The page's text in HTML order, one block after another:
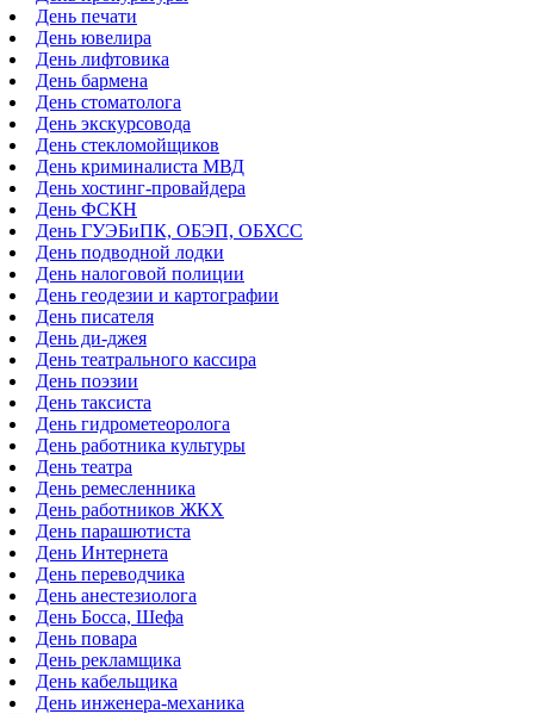
День печати
День ювелира
День лифтовика
День бармена
День стоматолога
День экскурсовода
День стекломойщиков
День криминалиста МВД
День хостинг-провайдера
День ФСКН
День ГУЭБиПК, ОБЭП, ОБХСС
День подводной лодки
День налоговой полиции
День геодезии и картографии
День писателя
День ди-джея
День театрального кассира
День поэзии
День таксиста
День гидрометеоролога
День работника культуры
День театра
День ремесленника
День работников ЖКХ
День парашютиста
День Интернета
День переводчика
День анестезиолога
День Босса, Шефа
День повара
День рекламщика
День кабельщика
День инженера-механика